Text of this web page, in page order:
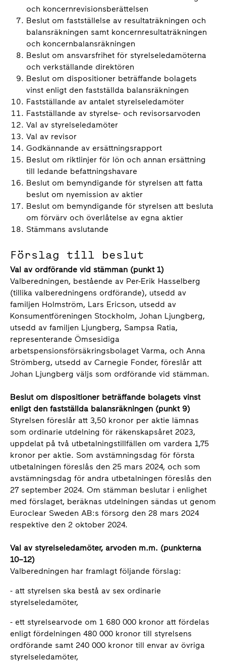
och koncernrevisionsberättelsen
Beslut om fastställelse av resultaträkningen och
balansräkningen samt koncernresultaträkningen
och koncernbalansräkningen
Beslut om ansvarsfrihet för styrelseledamöterna
och verkställande direktören
Beslut om dispositioner beträffande bolagets
vinst enligt den fastställda balansräkningen
Fastställande av antalet styrelseledamöter
Fastställande av styrelse- och revisorsarvoden
Val av styrelseledamöter
Val av revisor
Godkännande av ersättningsrapport
Beslut om riktlinjer för lön och annan ersättning
till ledande befattningshavare
Beslut om bemyndigande för styrelsen att fatta
beslut om nyemission av aktier
Beslut om bemyndigande för styrelsen att besluta
om förvärv och överlåtelse av egna aktier
Stämmans avslutande
Förslag till beslut
Val av ordförande vid stämman (punkt 1)
Valberedningen, bestående av Per-Erik Hasselberg
(tillika valberedningens ordförande), utsedd av
familjen Holmström, Lars Ericson, utsedd av
Konsumentföreningen Stockholm, Johan Ljungberg,
utsedd av familjen Ljungberg, Sampsa Ratia,
representerande Ömsesidiga
arbetspensionsförsäkringsbolaget Varma, och Anna
Strömberg, utsedd av Carnegie Fonder, föreslår att
Johan Ljungberg väljs som ordförande vid stämman.
Beslut om dispositioner beträffande bolagets vinst
enligt den fastställda balansräkningen (punkt 9)
Styrelsen föreslår att 3,50 kronor per aktie lämnas
som ordinarie utdelning för räkenskapsåret 2023,
uppdelat på två utbetalningstillfällen om vardera 1,75
kronor per aktie. Som avstämningsdag för första
utbetalningen föreslås den 25 mars 2024, och som
avstämningsdag för andra utbetalningen föreslås den
27 september 2024. Om stämman beslutar i enlighet
med förslaget, beräknas utdelningen sändas ut genom
Euroclear Sweden AB:s försorg den 28 mars 2024
respektive den 2 oktober 2024.
Val av styrelseledamöter, arvoden m.m. (punkterna
10–12)
Valberedningen har framlagt följande förslag:
- att styrelsen ska bestå av sex ordinarie
styrelseledamöter,
- ett styrelsearvode om 1 680 000 kronor att fördelas
enligt fördelningen 480 000 kronor till styrelsens
ordförande samt 240 000 kronor till envar av övriga
styrelseledamöter,